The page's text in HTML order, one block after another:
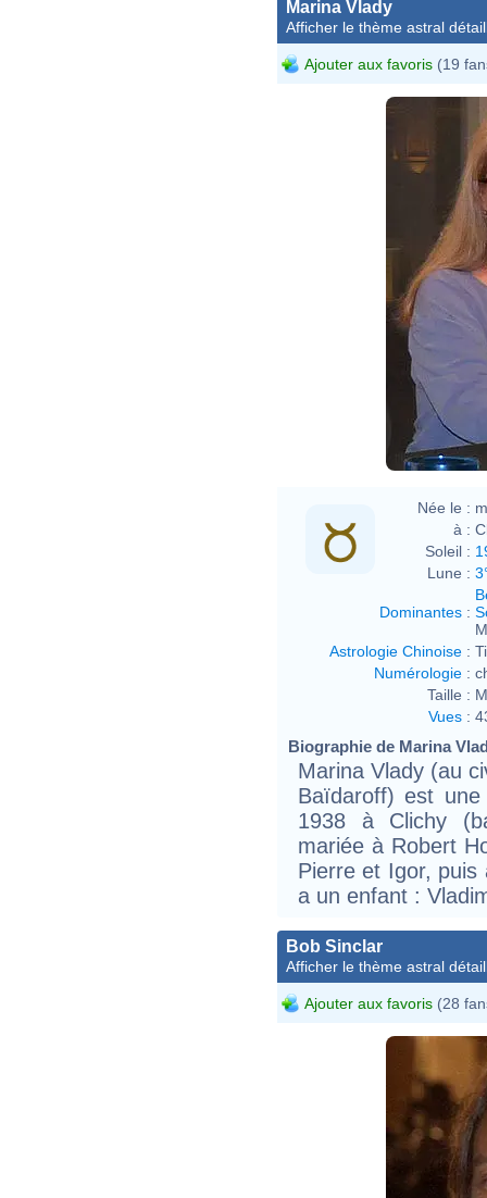
Marina Vlady
Afficher le thème astral
Ajouter aux favoris (19
Née le :
à :
Soleil :
Lune :
Dominantes :
Astrologie Chinoise :
Numérologie :
Taille :
Vues :
Biographie de Marina
Marina Vlady (au
Baïdaroff) est
1938 à Clichy
mariée à Robert
Pierre et Igor, puis
a un enfant :
Bob Sinclar
Afficher le thème astral
Ajouter aux favoris (28